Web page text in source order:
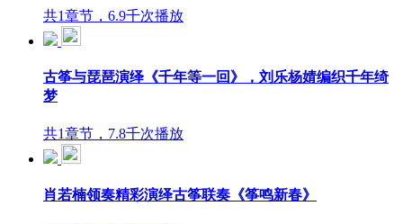
共1章节，6.9千次播放
古筝与琵琶演绎《千年等一回》，刘乐杨婧编织千年绮
梦
共1章节，7.8千次播放
肖若楠领奏精彩演绎古筝联奏《筝鸣新春》